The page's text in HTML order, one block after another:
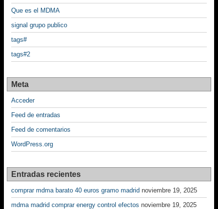
Que es el MDMA
signal grupo publico
tags#
tags#2
Meta
Acceder
Feed de entradas
Feed de comentarios
WordPress.org
Entradas recientes
comprar mdma barato 40 euros gramo madrid noviembre 19, 2025
mdma madrid comprar energy control efectos noviembre 19, 2025